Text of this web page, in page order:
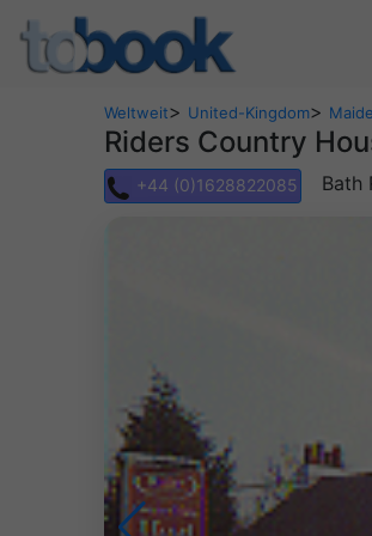
Weltweit> United-Kingdom>
Riders Country
+44 (0)1628822085 Bath